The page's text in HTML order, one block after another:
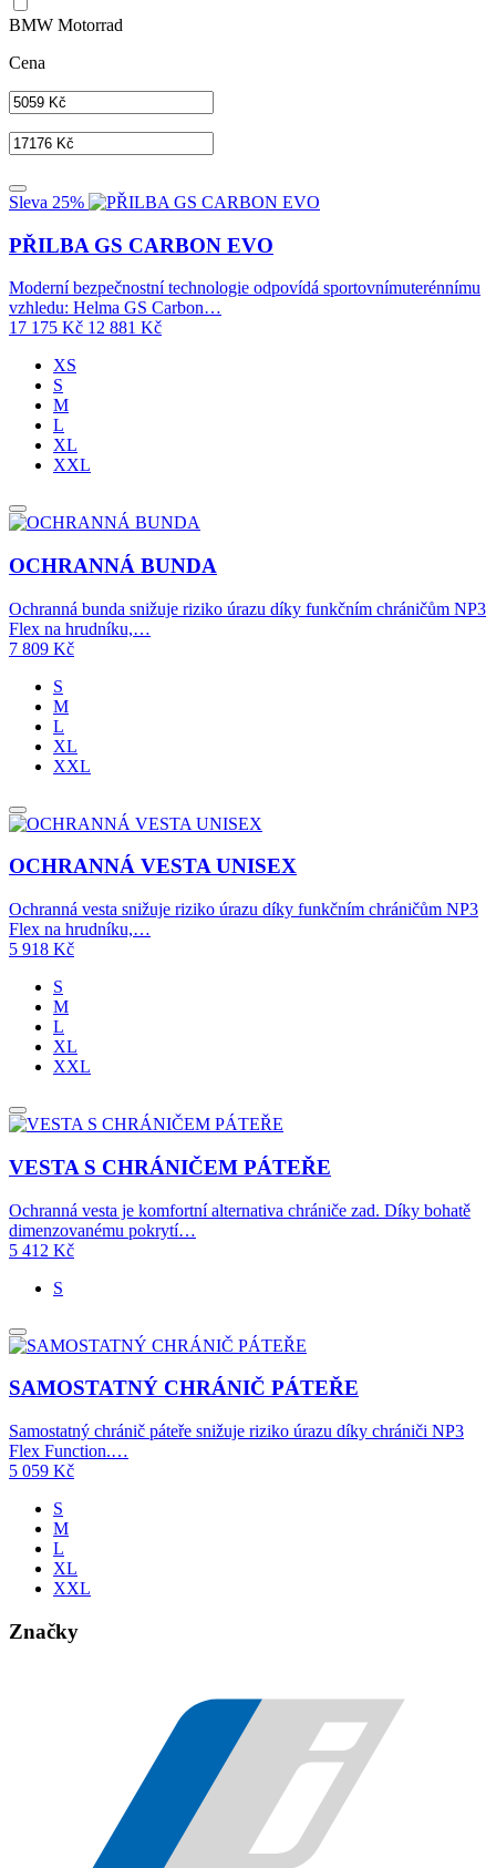
BMW Motorrad
Cena
Sleva 25%
PŘILBA GS CARBON EVO
Moderní bezpečnostní technologie odpovídá sportovnímuterénnímu
vzhledu: Helma GS Carbon…
17 175 Kč 12 881 Kč
XS
S
M
L
XL
XXL
OCHRANNÁ BUNDA
Ochranná bunda snižuje riziko úrazu díky funkčním chráničům NP3
Flex na hrudníku,…
7 809 Kč
S
M
L
XL
XXL
OCHRANNÁ VESTA UNISEX
Ochranná vesta snižuje riziko úrazu díky funkčním chráničům NP3
Flex na hrudníku,…
5 918 Kč
S
M
L
XL
XXL
VESTA S CHRÁNIČEM PÁTEŘE
Ochranná vesta je komfortní alternativa chrániče zad. Díky bohatě
dimenzovanému pokrytí…
5 412 Kč
S
SAMOSTATNÝ CHRÁNIČ PÁTEŘE
Samostatný chránič páteře snižuje riziko úrazu díky chrániči NP3
Flex Function.…
5 059 Kč
S
M
L
XL
XXL
Značky